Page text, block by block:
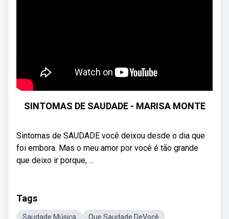
SINTOMAS DE SAUDADE - MARISA MONTE
Sintomas de SAUDADE você deixou desde o dia que
foi embora. Mas o meu amor por você é tão grande
que deixo ir porque, ...
Tags
Saudade Música Que Saudade DeVocê